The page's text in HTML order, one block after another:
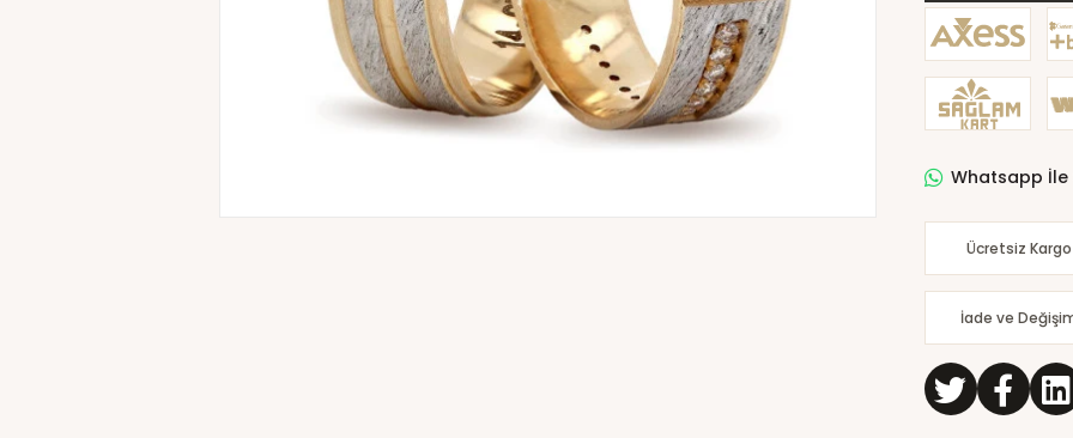
Whatsapp İle
Ücretsiz Kargo
İade ve